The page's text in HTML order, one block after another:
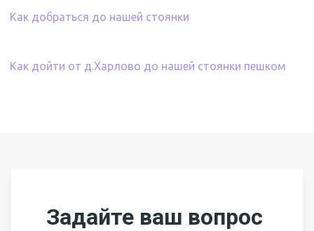
Как добраться до нашей стоянки
Как дойти от д.Харлово до нашей стоянки пешком
Задайте ваш вопрос